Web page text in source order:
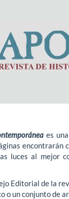
es
encontrarán
luces al mejor
Editorial de la
o un conjunto de